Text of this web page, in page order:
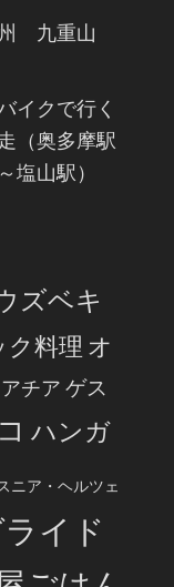
州 九重山
イクで行く
（奥多摩駅
塩山駅）
ズベキ
ク料理 オ
チア ゲス
ハンガ
ニア・ヘルツェ
イド